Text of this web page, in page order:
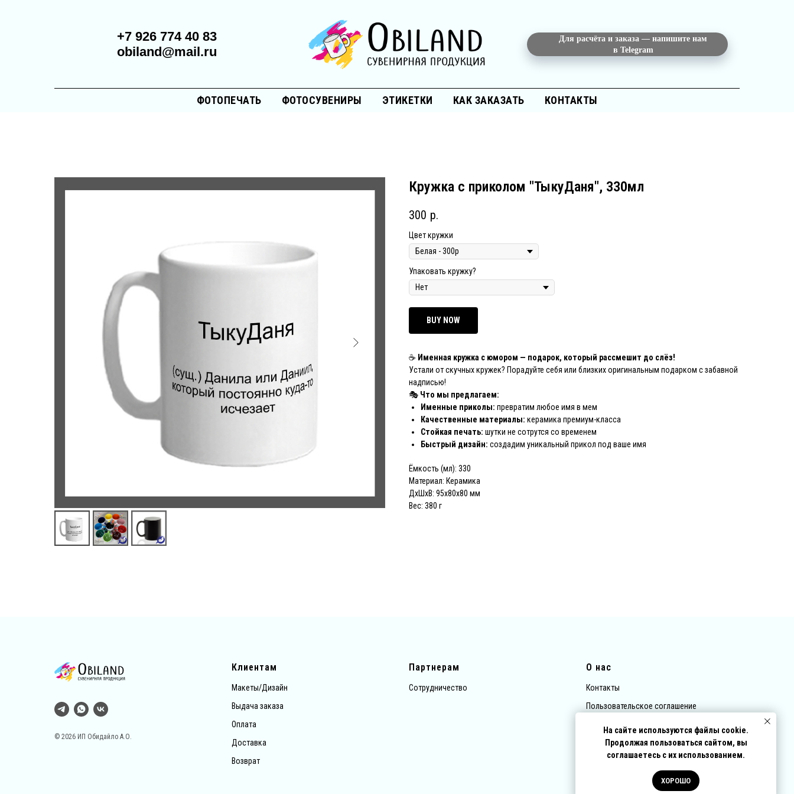
+7 926 774 40 83
obiland@mail.ru
Для расчёта и заказа — напишите нам
в Telegram
ФОТОПЕЧАТЬ ФОТОСУВЕНИРЫ ЭТИКЕТКИ КАК ЗАКАЗАТЬ КОНТАКТЫ
На сайте используются файлы cookie.
Продолжая пользоваться сайтом, вы
соглашаетесь с их использованием.
ХОРОШО
Кружка с приколом "ТыкуДаня", 330мл
300 р.
Цвет кружки
Упаковать кружку?
BUY NOW
☕ Именная кружка с юмором — подарок, который рассмешит до слёз!
Устали от скучных кружек? Порадуйте себя или близких оригинальным подарком с забавной
надписью!
🎭 Что мы предлагаем:
Именные приколы: превратим любое имя в мем
Качественные материалы: керамика премиум-класса
Стойкая печать: шутки не сотрутся со временем
Быстрый дизайн: создадим уникальный прикол под ваше имя
Ёмкость (мл): 330
Материал: Керамика
ДxШxВ: 95x80x80 мм
Вес: 380 г
© 2026 ИП Обидайло А.О.
Клиентам
Макеты/Дизайн
Выдача заказа
Оплата
Доставка
Возврат
Партнерам
Сотрудничество
О нас
Контакты
Пользовательское соглашение
Договор-оферта